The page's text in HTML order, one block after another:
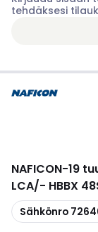
tehdäksesi
NAFICON-19
LCA/- HBBX
Kopioi
Sähkönro